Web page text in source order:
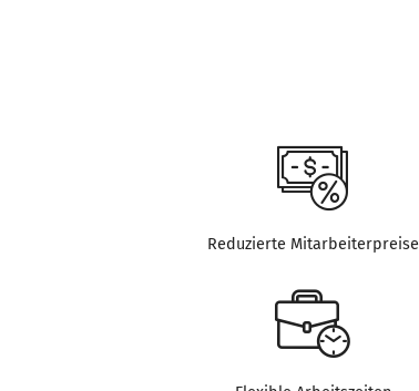
Reduzierte Mitarbeiterpreise